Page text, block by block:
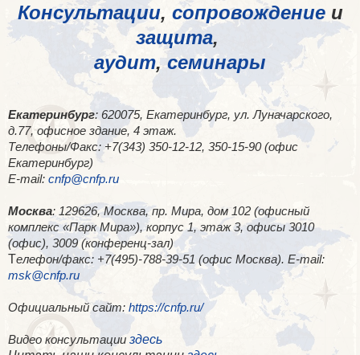
Консультации, сопровождениеи
защита,
аудит,семинары
Екатеринбург: 620075, Екатеринбург, ул. Луначарского,
д.77, офисное здание, 4 этаж.
Телефоны/Факс: +7(343) 350-12-12, 350-15-90 (офис
Екатеринбург)
E-mail: cnfp@cnfp.ru
Москва: 129626, Москва, пр. Мира, дом 102 (офисный
комплекс «Парк Мира»), корпус 1, этаж 3, офисы 3010
(офис), 3009 (конференц-зал)
Телефон/факс: +7(495)-788-39-51 (офис Москва). E-mail:
msk@cnfp.ru
Официальный сайт: https://cnfp.ru/
Видео консультации здесь